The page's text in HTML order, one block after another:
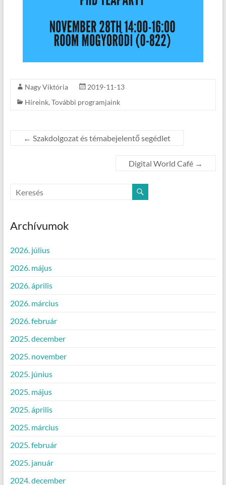
Nagy Viktória
2019-11-13
Híreink, További programjaink
← Szakdolgozat és témabejelentő segédlet
Digital World Café →
Archívumok
2026. július
2026. május
2026. április
2026. március
2026. február
2025. december
2025. november
2025. június
2025. május
2025. április
2025. március
2025. február
2025. január
2024. december